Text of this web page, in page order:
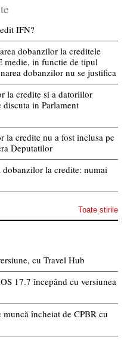
IFN?
dobanzilor la creditele
medie, in functie de tipul
dobanzilor nu se justifica
la credite si a datoriilor
discuta in Parlament
la credite nu a fost inclusa pe
Deputatilor
dobanzilor la credite: numai
Toate stirile
cu Travel Hub
17.7 începând cu versiunea
încheiat de CPBR cu